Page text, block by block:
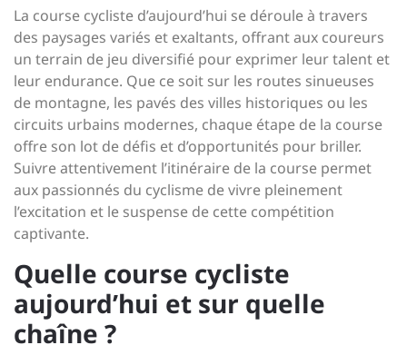
La course cycliste d’aujourd’hui se déroule à travers
des paysages variés et exaltants, offrant aux coureurs
un terrain de jeu diversifié pour exprimer leur talent et
leur endurance. Que ce soit sur les routes sinueuses
de montagne, les pavés des villes historiques ou les
circuits urbains modernes, chaque étape de la course
offre son lot de défis et d’opportunités pour briller.
Suivre attentivement l’itinéraire de la course permet
aux passionnés du cyclisme de vivre pleinement
l’excitation et le suspense de cette compétition
captivante.
Quelle course cycliste
aujourd’hui et sur quelle
chaîne ?